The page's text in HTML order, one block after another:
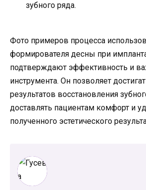
зубного ряда.
Фото примеров процесса
формирователя десны при
подтверждают эффективность и
инструмента. Он позволяет
результатов восстановления
доставлять пациентам комфорт и
полученного эстетического